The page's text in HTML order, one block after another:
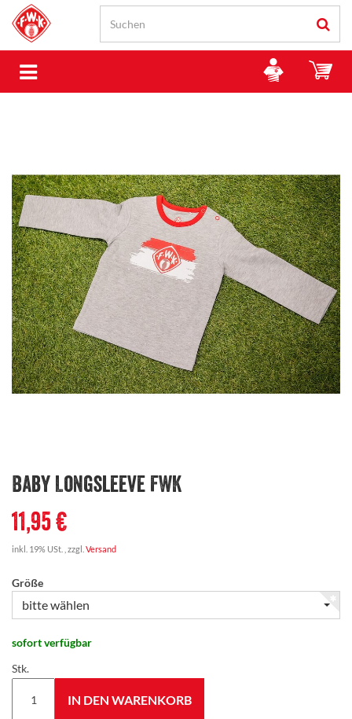
Baby Longsleeve FWK
11,95 €
inkl. 19% USt. , zzgl. Versand
Größe
bitte wählen
sofort verfügbar
Stk.
IN DEN WARENKORB